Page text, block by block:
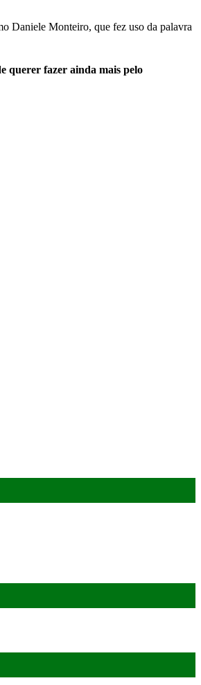
Daniele Monteiro, que fez uso da palavra
querer fazer ainda mais pelo